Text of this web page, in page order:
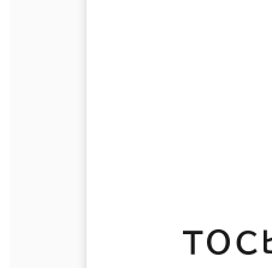
ＴＯ